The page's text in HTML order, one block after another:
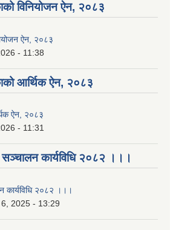
विनियोजन ऐन, २०८३
ऐन, २०८३
- 11:38
आर्थिक ऐन, २०८३
ऐन, २०८३
- 11:31
सञ्चालन कार्यविधि २०८२ ।।।
कार्यविधि २०८२ ।।।
2025 - 13:29